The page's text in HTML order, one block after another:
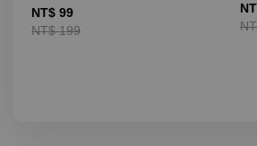
NT$ 99
NT$ 199